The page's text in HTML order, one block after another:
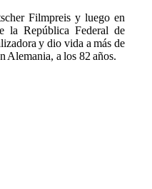
Filmpreis y luego en
la República Federal de
y dio vida a más de
Alemania, a los 82 años.